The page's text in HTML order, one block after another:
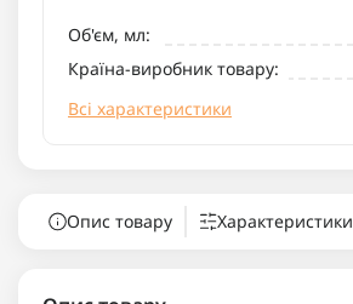
Об'єм, мл:
Країна-виробник товару:
Всі характеристики
Опис товару Характеристики